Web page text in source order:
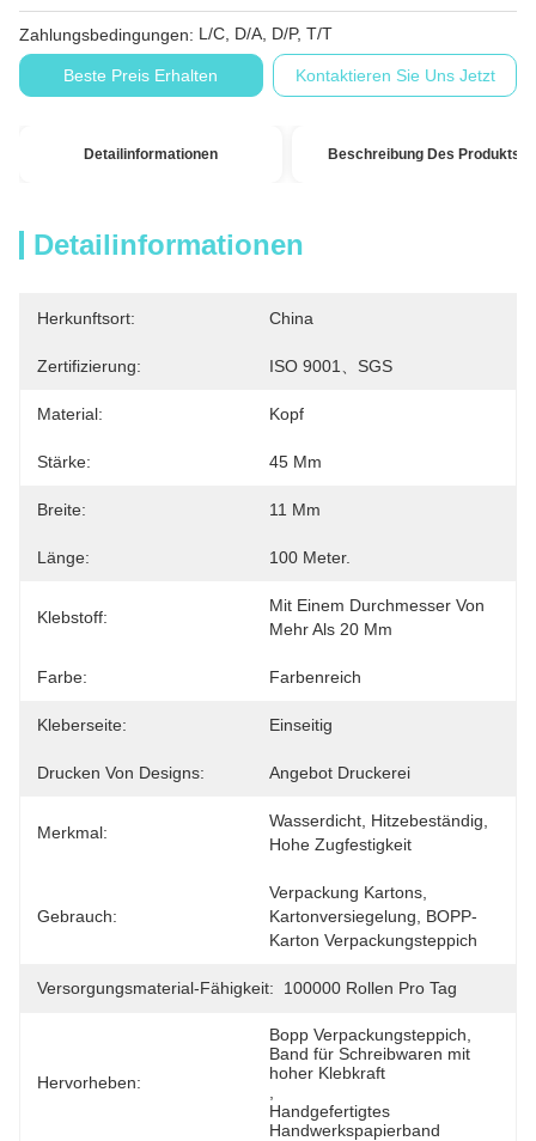
Zahlungsbedingungen: L/C, D/A, D/P, T/T
Beste Preis Erhalten Kontaktieren Sie Uns Jetzt
Detailinformationen Beschreibung Des Produkts
Detailinformationen
Herkunftsort: China
Zertifizierung: ISO 9001、SGS
Material: Kopf
Stärke: 45 Μm
Breite: 11 Mm
Länge: 100 Meter.
Klebstoff:
Mit Einem Durchmesser Von
Mehr Als 20 Mm
Farbe: Farbenreich
Kleberseite: Einseitig
Drucken Von Designs: Angebot Druckerei
Merkmal:
Wasserdicht, Hitzebeständig,
Hohe Zugfestigkeit
Gebrauch:
Verpackung Kartons,
Kartonversiegelung, BOPP-
Karton Verpackungsteppich
Versorgungsmaterial-Fähigkeit: 100000 Rollen Pro Tag
Hervorheben:
Bopp Verpackungsteppich
Band für Schreibwaren mit
hoher Klebkraft
Handgefertigtes
Handwerkspapierband